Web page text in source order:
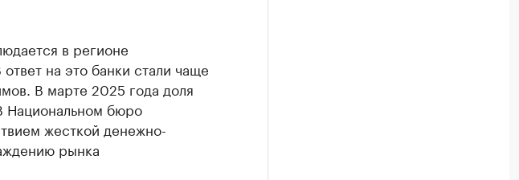
в регионе
на это банки стали чаще
В марте 2025 года доля
Национальном бюро
жесткой денежно-
рынка